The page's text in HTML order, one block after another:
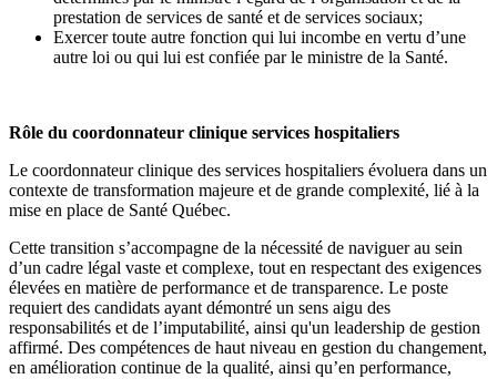
prestation de services de santé et de services sociaux;
Exercer toute autre fonction qui lui incombe en vertu d’une
autre loi ou qui lui est confiée par le ministre de la Santé.
Rôle du coordonnateur clinique services hospitaliers
Le coordonnateur clinique des services hospitaliers évoluera dans un
contexte de transformation majeure et de grande complexité, lié à la
mise en place de Santé Québec.
Cette transition s’accompagne de la nécessité de naviguer au sein
d’un cadre légal vaste et complexe, tout en respectant des exigences
élevées en matière de performance et de transparence. Le poste
requiert des candidats ayant démontré un sens aigu des
responsabilités et de l’imputabilité, ainsi qu'un leadership de gestion
affirmé. Des compétences de haut niveau en gestion du changement,
en amélioration continue de la qualité, ainsi qu’en performance,